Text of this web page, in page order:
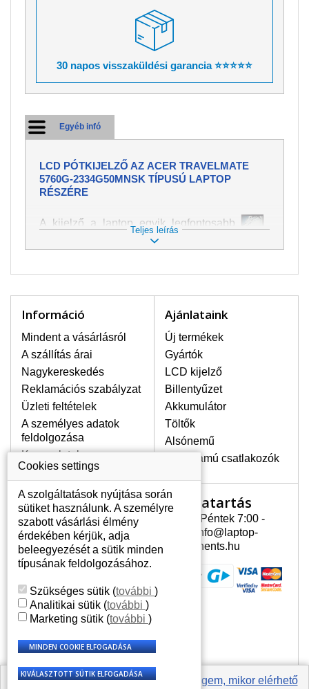
Értesíts engem, mikor elérhető
30 napos visszaküldési garancia ⭐⭐⭐⭐⭐
Egyéb infó
LCD PÓTKIJELZŐ AZ ACER TRAVELMATE
5760G-2334G50MNSK TÍPUSÚ LAPTOP
RÉSZÉRE
A kijelző a laptop egyik legfontosabb
része, ezért ügyelünk, hogy az
pótalkatrész a legjobb minőségű
módozatú megjelenítését szolgálja.
kell bánni. A leggyakrabban
bekövetkezett sérülések közé a
mechanikai sérüléseket lehet besorolni,
mint pl. széttört vagy megrepedt kijelző.
Továbbá még a függőleges csíkozást,
kijelző sötétségét, villogását vagy
egyenetlen fényességét.
LEGMAGASABB MINŐSÉGŰ
LCD KIJELZŐ!
kijelzőket tartunk, amelyek a
jótállás egész ideje alatt a pixelek
hibásodása nélkül, teljesítik az
A+ minőségi kategória igényes
feltételeit.
HOGYAN TUDJA MEGÁLLAPÍTANI
MILYEN KIJELZŐ SZÜKSÉGES A
LAPTOPJÁHOZ?
A kijelzőt a laptop modeljle alapján lehet
kikeresni, amely megjelölés megtalálható
vagy az akkumulátor alatt. Rendszerint
ábrázolva van egy keretben vagy a
billentyűzetnél a vázon is. Abban az
Teljes leírás
Információ
Mindent a vásárlásról
A szállítás árai
Nagykereskedés
Reklamációs szabályzat
Üzleti feltételek
A személyes adatok
feldolgozása
Kapcsolatok
Ajánlataink
Új termékek
Gyártók
LCD kijelző
Billentyűzet
Akkumulátor
Töltők
Alsónemű
Erősáramú csatlakozók
Az Ön számlája
Az Ön számlája
Személyes információk
Címek
Nyitvatartás
Hétfõ - Péntek 7:00 -
15:30 info@laptop-
components.hu
Cookies settings
A szolgáltatások nyújtása során
sütiket használunk. A személyre
szabott vásárlási élmény
érdekében kérjük, adja
beleegyezését a sütik minden
típusának feldolgozásához.
Szükséges sütik (további )
Analitikai sütik (további )
Marketing sütik (további )